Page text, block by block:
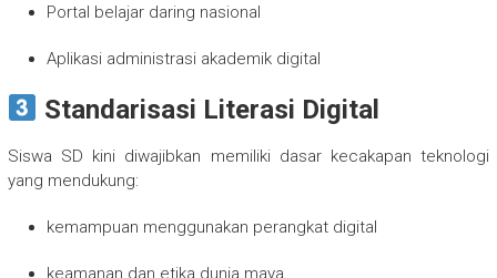
Portal belajar daring nasional
Aplikasi administrasi akademik digital
Standarisasi Literasi Digital
Siswa SD kini diwajibkan memiliki dasar kecakapan teknologi
yang mendukung:
kemampuan menggunakan perangkat digital
keamanan dan etika dunia maya